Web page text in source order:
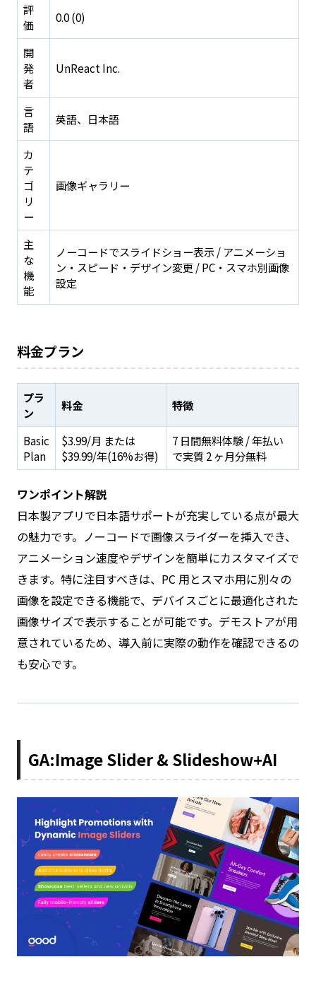
評
価
0.0 (0)
開
発
者
UnReact Inc.
言
語
英語、日本語
カ
テ
ゴ
リ
ー
画像ギャラリー
主
な
機
能
ノーコードでスライドショー表示 / アニメーショ
ン・スピード・デザイン変更 / PC・スマホ別画像
設定
料金プラン
プラ
ン
料金 特徴
Basic
Plan
$3.99/月 または
$39.99/年(16%お得)
7 日間無料体験 / 年払い
で実質 2 ヶ月分無料
ワンポイント解説
日本製アプリで日本語サポートが充実している点が最大
の魅力です。ノーコードで画像スライダーを挿入でき、
アニメーション速度やデザインを簡単にカスタマイズで
きます。特に注目すべきは、PC 用とスマホ用に別々の
画像を設定できる機能で、デバイスごとに最適化された
画像サイズで表示することが可能です。デモストアが用
意されているため、導入前に実際の動作を確認できるの
も安心です。
GA:Image Slider & Slideshow+AI